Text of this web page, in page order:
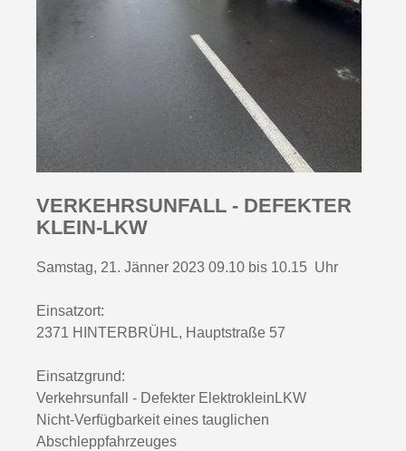
VERKEHRSUNFALL - DEFEKTER
KLEIN-LKW
Samstag, 21. Jänner 2023 09.10 bis 10.15 Uhr
Einsatzort:
2371 HINTERBRÜHL, Hauptstraße 57
Einsatzgrund:
Verkehrsunfall - Defekter ElektrokleinLKW
Nicht-Verfügbarkeit eines tauglichen
Abschleppfahrzeuges